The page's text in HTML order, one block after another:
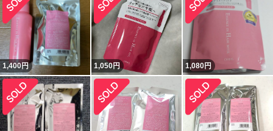
1,400円 1,050円 1,080円